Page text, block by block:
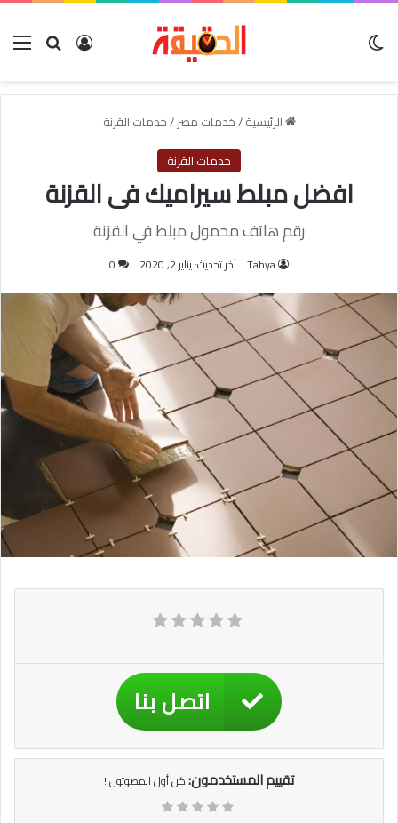
بحث عنتسجيل
الرئيسية/خدمات مصر/خدمات القزنة
خدمات القزنة
افضل مبلط سيراميك فى القزنة
رقم هاتف محمول مبلط في القزنة
Tahya آخر تحديث: يناير 2, 2020 0
اتصل بنا
تقييم المستخدمون:كن أول المصوتون !